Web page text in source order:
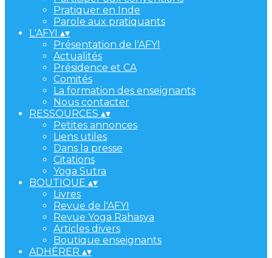
Pratiquer en Inde
Parole aux pratiquants
L'AFYI ▴▾
Présentation de l'AFYI
Actualités
Présidence et CA
Comités
La formation des enseignants
Nous contacter
RESSOURCES ▴▾
Petites annonces
Liens utiles
Dans la presse
Citations
Yoga Sutra
BOUTIQUE ▴▾
Livres
Revue de l'AFYI
Revue Yoga Rahasya
Articles divers
Boutique enseignants
ADHÉRER ▴▾